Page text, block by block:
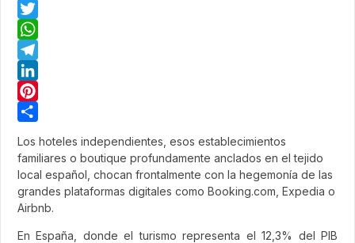
Facebook
Twitter
WhatsApp
Telegram
LinkedIn
Pinterest
Los hoteles independientes, esos establecimientos
familiares o boutique profundamente anclados en el tejido
local español, chocan frontalmente con la hegemonía de las
grandes plataformas digitales como Booking.com, Expedia o
Airbnb.
En España, donde el turismo representa el 12,3% del PIB